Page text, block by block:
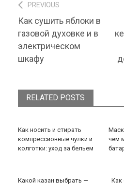
Навигация по
PREVIOUS
Previous post:
Как сушить яблоки в
газовой духовке и в
электрическом
шкафу
RELATED POSTS
Как носить и стирать
компрессионные чулки и
колготки: уход за бельем
чем
Какой казан выбрать —
Как